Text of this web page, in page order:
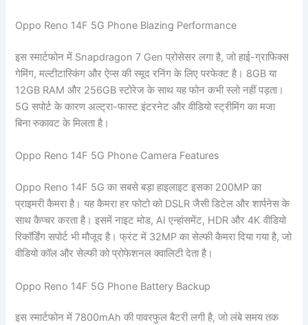
Oppo Reno 14F 5G Phone Blazing Performance
इस स्मार्टफोन में Snapdragon 7 Gen प्रोसेसर लगा है, जो हाई-ग्राफिक्स
गेमिंग, मल्टीटास्किंग और ऐप्स की स्मूद रनिंग के लिए परफेक्ट है। 8GB या
12GB RAM और 256GB स्टोरेज के साथ यह फोन कभी स्लो नहीं पड़ता।
5G सपोर्ट के कारण अल्ट्रा-फास्ट इंटरनेट और वीडियो स्ट्रीमिंग का मजा
बिना रुकावट के मिलता है।
Oppo Reno 14F 5G Phone Camera Features
Oppo Reno 14F 5G का सबसे बड़ा हाइलाइट इसका 200MP का
प्राइमरी कैमरा है। यह कैमरा हर फोटो को DSLR जैसी डिटेल और शार्पनेस के
साथ कैप्चर करता है। इसमें नाइट मोड, AI एन्हांसमेंट, HDR और 4K वीडियो
रिकॉर्डिंग सपोर्ट भी मौजूद है। फ्रंट में 32MP का सेल्फी कैमरा दिया गया है, जो
वीडियो कॉल और सेल्फी को प्रोफेशनल क्वालिटी देता है।
Oppo Reno 14F 5G Phone Battery Backup
इस स्मार्टफोन में 7800mAh की पावरफुल बैटरी लगी है, जो लंबे समय तक